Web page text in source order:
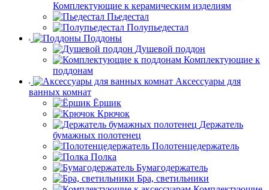
Комплектующие к керамическим изделиям
Пьедестал
Полупьедестал
Поддоны
Душевой поддон
Комплектующие к
поддонам
Аксессуары для
ванных комнат
Ёршик
Крючок
Держатель
бумажных полотенец
Полотенцедержатель
Полка
Бумагодержатель
Бра, светильники